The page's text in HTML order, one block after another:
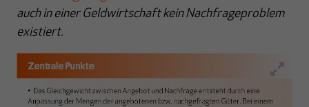
auch in einer Geldwirtschaft kein Nachfrageproblem
existiert.